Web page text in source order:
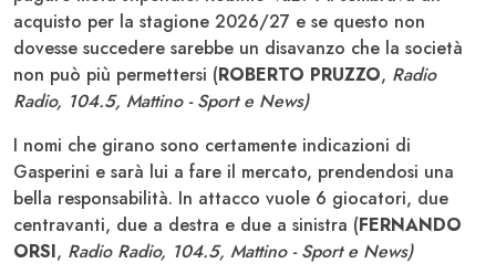
acquisto per la stagione 2026/27 e se questo non
dovesse succedere sarebbe un disavanzo che la società
non può più permettersi (ROBERTO PRUZZO, Radio
Radio, 104.5, Mattino - Sport e News)
I nomi che girano sono certamente indicazioni di
Gasperini e sarà lui a fare il mercato, prendendosi una
bella responsabilità. In attacco vuole 6 giocatori, due
centravanti, due a destra e due a sinistra (FERNANDO
ORSI, Radio Radio, 104.5, Mattino - Sport e News)